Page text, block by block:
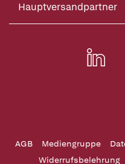
Hauptversandpartner
AGB Mediengruppe
Widerrufsbelehrung